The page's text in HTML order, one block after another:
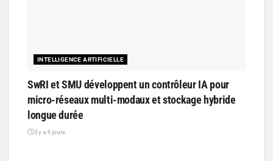
INTELLIGENCE ARTIFICIELLE
SwRI et SMU développent un contrôleur IA pour
micro-réseaux multi-modaux et stockage hybride
longue durée
il y a 4 jours